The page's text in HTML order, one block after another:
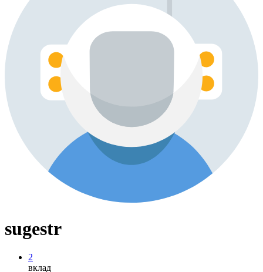
sugestr
2
вклад